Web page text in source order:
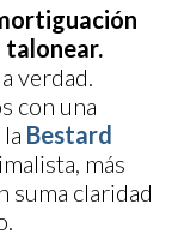
talonear.
verdad.
con una
Bestard
más
suma claridad